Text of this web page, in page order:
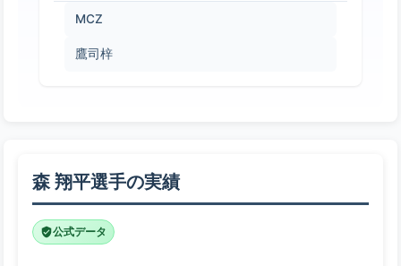
MCZ
鷹司梓
森 翔平選手の実績
公式データ